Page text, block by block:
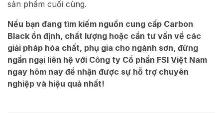
sản phẩm cuối cùng.
Nếu bạn đang tìm kiếm nguồn cung cấp Carbon
Black ổn định, chất lượng hoặc cần tư vấn về các
giải pháp hóa chất, phụ gia cho ngành sơn, đừng
ngần ngại liên hệ với Công ty Cổ phần FSI Việt Nam
ngay hôm nay để nhận được sự hỗ trợ chuyên
nghiệp và hiệu quả nhất!